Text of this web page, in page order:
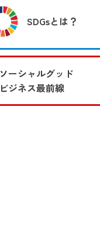
SDGsとは？
ソーシャルグッド
ビジネス最前線